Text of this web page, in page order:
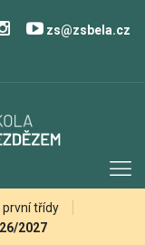
zs@zsbela.cz
první třídy
2027